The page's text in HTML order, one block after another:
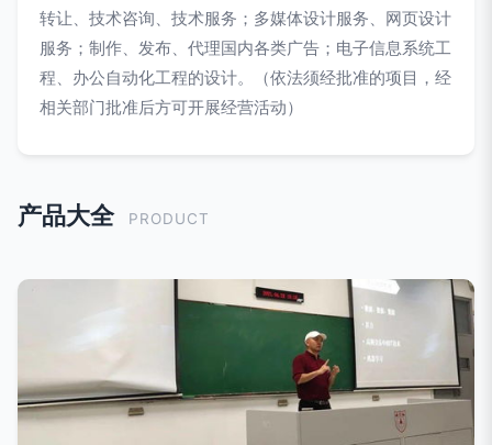
转让、技术咨询、技术服务；多媒体设计服务、网页设计
服务；制作、发布、代理国内各类广告；电子信息系统工
程、办公自动化工程的设计。（依法须经批准的项目，经
相关部门批准后方可开展经营活动）
产品大全 PRODUCT